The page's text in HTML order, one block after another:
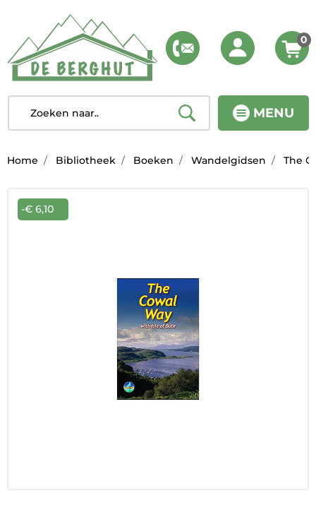
MENU
0
Home Bibliotheek Boeken Wandelgidsen The
-€ 6,10